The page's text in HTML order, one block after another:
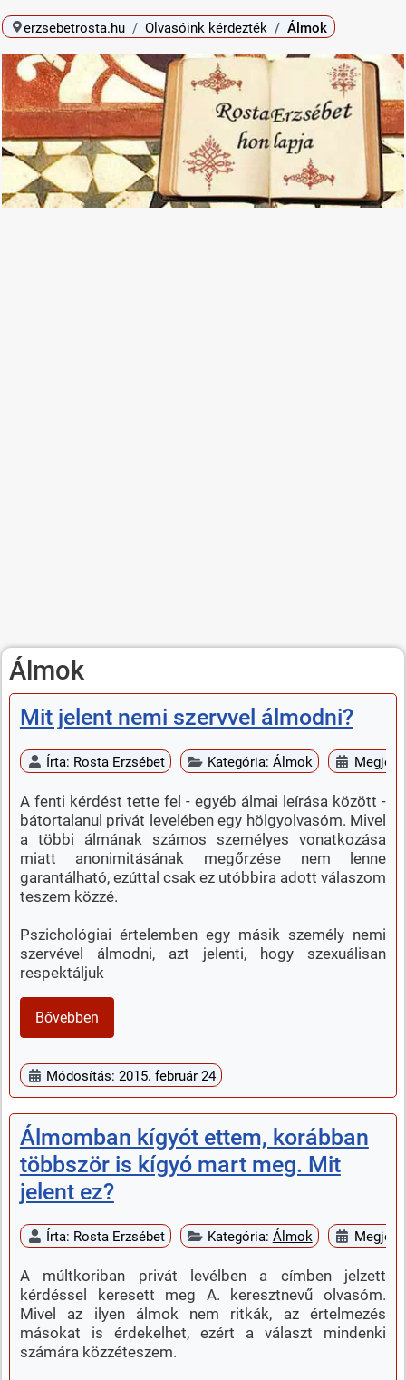
erzsebetrosta.hu Olvasóink kérdezték Álmok
Álmok
Mit jelent nemi szervvel álmodni?
Írta: Rosta Erzsébet Kategória: Álmok
A fenti kérdést tette fel - egyéb álmai leírása között -
bátortalanul privát levelében egy hölgyolvasóm. Mivel
a többi álmának számos személyes vonatkozása
miatt anonimitásának megőrzése nem lenne
garantálható, ezúttal csak ez utóbbira adott válaszom
teszem közzé.
Pszichológiai értelemben egy másik személy nemi
szervével álmodni, azt jelenti, hogy szexuálisan
respektáljuk
Bővebben
Módosítás: 2015. február 24
Álmomban kígyót ettem, korábban
többször is kígyó mart meg. Mit
jelent ez?
Írta: Rosta Erzsébet Kategória: Álmok
A múltkoriban privát levélben a címben jelzett
kérdéssel keresett meg A. keresztnevű olvasóm.
Mivel az ilyen álmok nem ritkák, az értelmezés
másokat is érdekelhet, ezért a választ mindenki
számára közzéteszem.